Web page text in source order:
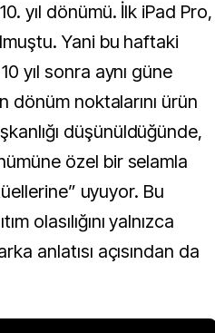
yıl dönümü. İlk iPad Pro,
Yani bu haftaki
yıl sonra aynı güne
dönüm noktalarını ürün
düşünüldüğünde,
özel bir selamla
uyuyor. Bu
olasılığını yalnızca
anlatısı açısından da